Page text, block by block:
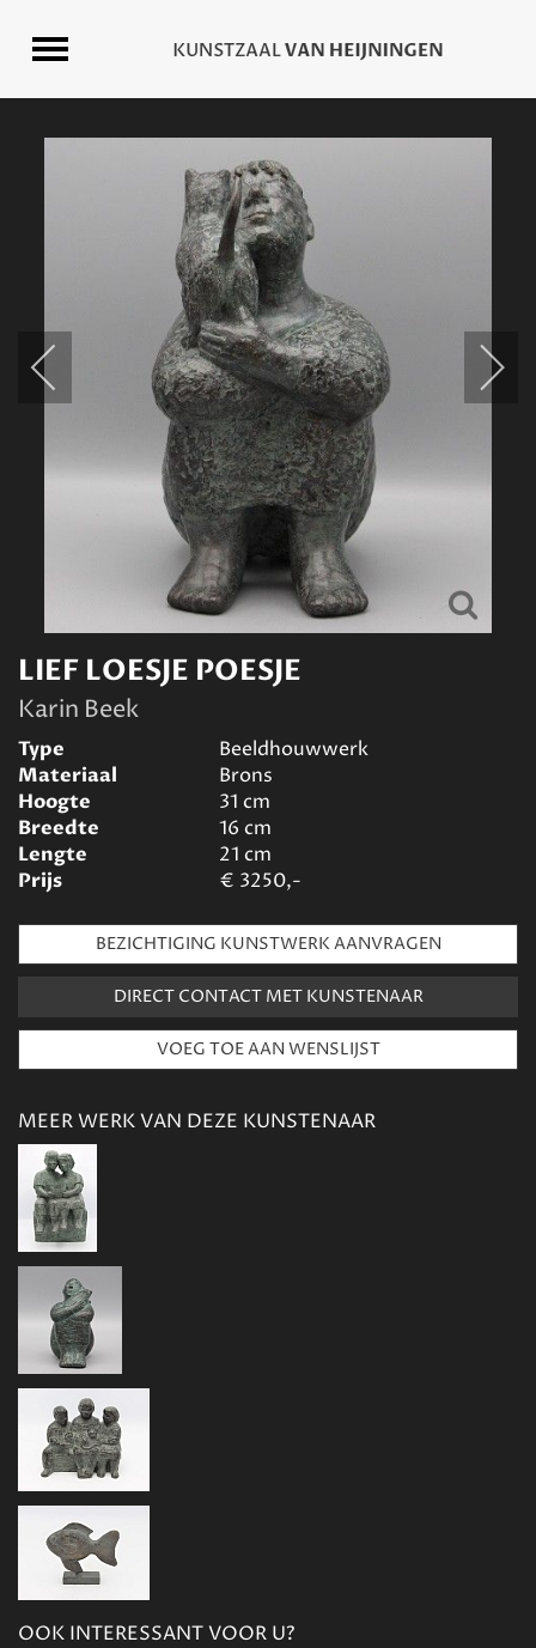
LIEF LOESJE POESJE
Karin Beek
Type
Beeldhouwwerk
Materiaal
Brons
Hoogte
31 cm
Breedte
16 cm
Lengte
21 cm
Prijs
€ 3250,-
BEZICHTIGING KUNSTWERK AANVRAGEN
DIRECT CONTACT MET KUNSTENAAR
MEER WERK VAN DEZE KUNSTENAAR
OOK INTERESSANT VOOR U?